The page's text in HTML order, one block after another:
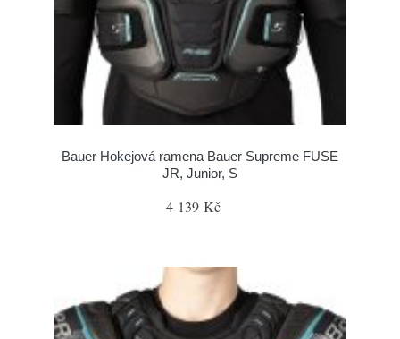
Bauer Hokejová ramena Bauer Supreme FUSE
JR, Junior, S
4 139 Kč